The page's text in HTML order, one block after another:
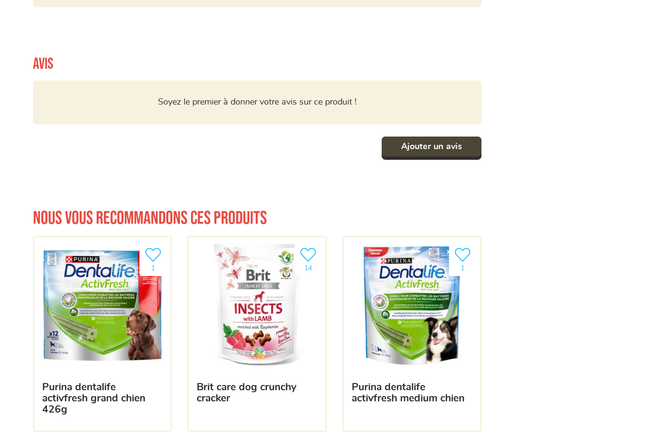
Avis
Soyez le premier à donner votre avis sur ce produit !
Ajouter un avis
Nous vous recommandons ces produits
purina dentalife
activfresh grand chien
426g
1
Ajouter le produit à ma liste
brit care dog crunchy
cracker
14
Ajouter le produit à ma liste
purina dentalife
activfresh medium chien
1
Ajouter le produit à ma liste